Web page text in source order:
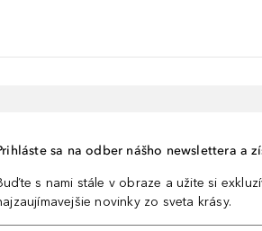
sa na odber nášho newslettera a
s nami stále v obraze a užite si
novinky zo sveta krásy.